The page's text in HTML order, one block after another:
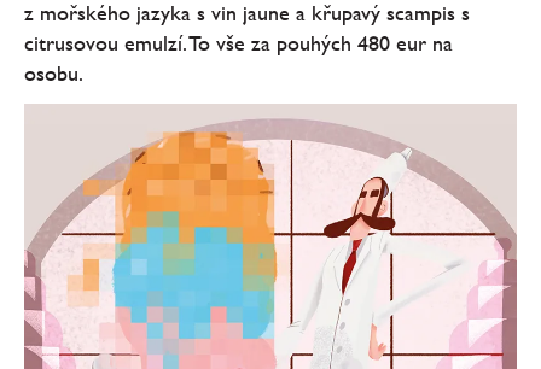
z mořského jazyka s vin jaune a křupavý scampis s
citrusovou emulzí. To vše za pouhých 480 eur na
osobu.